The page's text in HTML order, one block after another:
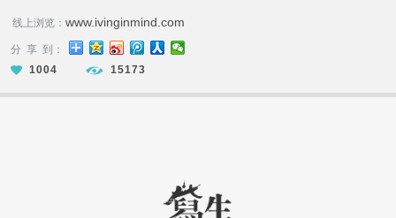
线上浏览： www.ivinginmind.com
分 享 到：
1004
15173